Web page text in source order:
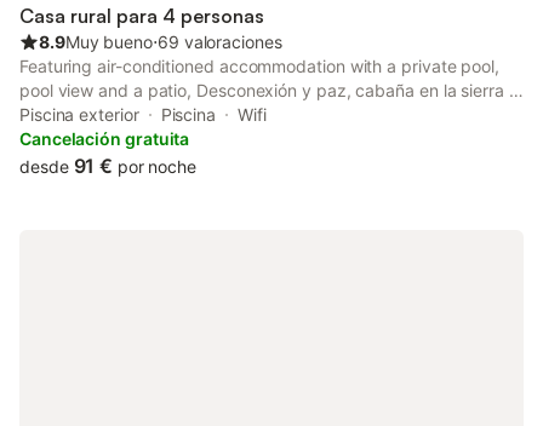
Casa rural para 4 personas
8.9Muy bueno⋅69 valoraciones
Featuring air-conditioned accommodation with a private pool,
pool view and a patio, Desconexión y paz, cabaña en la sierra is
set in Albalate de Zorita. Featuring garden and quiet street
views, this chalet also has free WiFi.
Piscina exterior Piscina
Wifi
Cancelación gratuita
desde 91 € por noche